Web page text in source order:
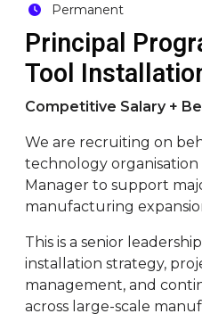
Permanent
Principal
Tool
Competitive Salary +
We are recruiting on
technology
Manager to support
manufacturing
This is a senior
installation strategy,
management, and
across large-scale